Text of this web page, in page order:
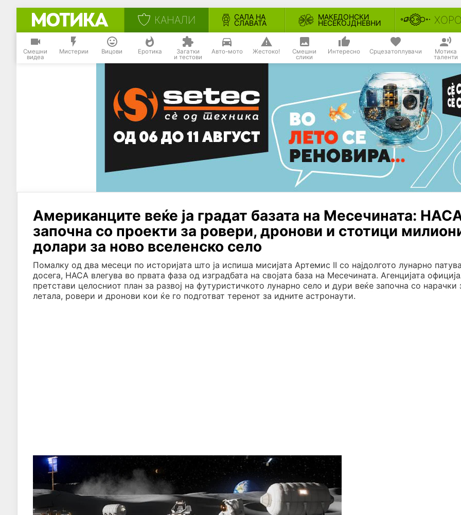
КАНАЛИ САЛА НА
СЛАВАТА
МАКЕДОНСКИ
НЕСЕКОЈДНЕВНИ
Смешни
видеа
Мистерии Вицови Еротика Загатки
и тестови
Авто-мото Жестоко! Смешни
слики
Интересно Срцезатоплувачи Мотика
таленти
Американците веќе ја градат базата на Месечината:
започна со проекти за ровери, дронови и стотици
долари за ново вселенско село
Помалку од два месеци по историјата што ја испиша мисијата Артемис II со најдолгото лунарно
досега, НАСА влегува во првата фаза од изградбата на својата база на Месечината. Агенцијата
претстави целосниот план за развој на футуристичкото лунарно село и дури веќе започна со нарачки
летала, ровери и дронови кои ќе го подготват теренот за идните астронаути.